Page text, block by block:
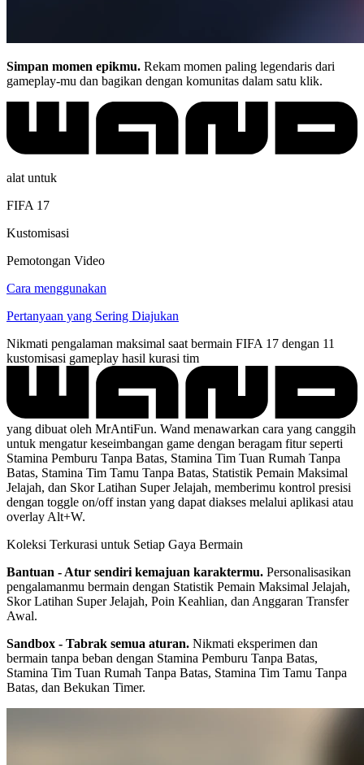
Simpan momen epikmu. Rekam momen paling legendaris dari
gameplay-mu dan bagikan dengan komunitas dalam satu klik.
alat untuk
FIFA 17
Kustomisasi
Pemotongan Video
Cara menggunakan
Pertanyaan yang Sering Diajukan
Nikmati pengalaman maksimal saat bermain FIFA 17 dengan 11
kustomisasi gameplay hasil kurasi tim
yang dibuat oleh MrAntiFun. Wand menawarkan cara yang canggih
untuk mengatur keseimbangan game dengan beragam fitur seperti
Stamina Pemburu Tanpa Batas, Stamina Tim Tuan Rumah Tanpa
Batas, Stamina Tim Tamu Tanpa Batas, Statistik Pemain Maksimal
Jelajah, dan Skor Latihan Super Jelajah, memberimu kontrol presisi
dengan toggle on/off instan yang dapat diakses melalui aplikasi atau
overlay Alt+W.
Koleksi Terkurasi untuk Setiap Gaya Bermain
Bantuan - Atur sendiri kemajuan karaktermu. Personalisasikan
pengalamanmu bermain dengan Statistik Pemain Maksimal Jelajah,
Skor Latihan Super Jelajah, Poin Keahlian, dan Anggaran Transfer
Awal.
Sandbox - Tabrak semua aturan. Nikmati eksperimen dan
bermain tanpa beban dengan Stamina Pemburu Tanpa Batas,
Stamina Tim Tuan Rumah Tanpa Batas, Stamina Tim Tamu Tanpa
Batas, dan Bekukan Timer.